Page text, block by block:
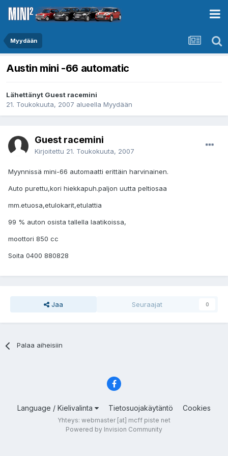
Myydään
Austin mini -66 automatic
Lähettänyt Guest racemini
21. Toukokuuta, 2007 alueella Myydään
Guest racemini
Kirjoitettu 21. Toukokuuta, 2007
Myynnissä mini-66 automaatti erittäin harvinainen.
Auto purettu,kori hiekkapuh.paljon uutta peltiosaa
mm.etuosa,etulokarit,etulattia
99 % auton osista tallella laatikoissa,
moottori 850 cc
Soita 0400 880828
Jaa Seuraajat 0
Palaa aiheisiin
Language / Kielivalinta Tietosuojakäytäntö Cookies
Yhteys: webmaster [at] mcff piste net
Powered by Invision Community